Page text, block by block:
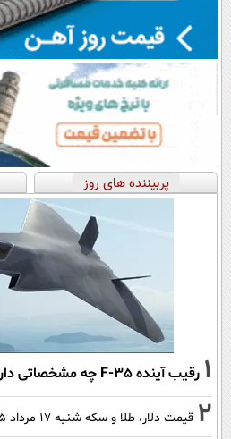
پربیننده های روز
1 رقیب آینده F-35 چه مشخصاتی دارد؟
2 قیمت دلار، طلا و سکه شنبه ۱۷ مرداد ۱۴۰۵ (+جدول قیمت)